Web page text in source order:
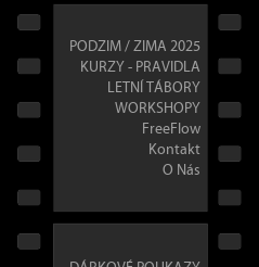
PODZIM / ZIMA 2025
KURZY - PRAVIDLA
LETNÍ TÁBORY
WORKSHOPY
FreeFlow
Kontakt
O Nás